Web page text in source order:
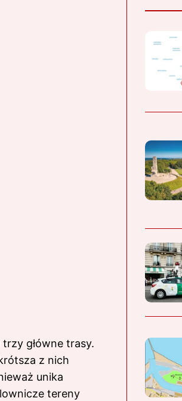
główne trasy.
z nich
unika
tereny